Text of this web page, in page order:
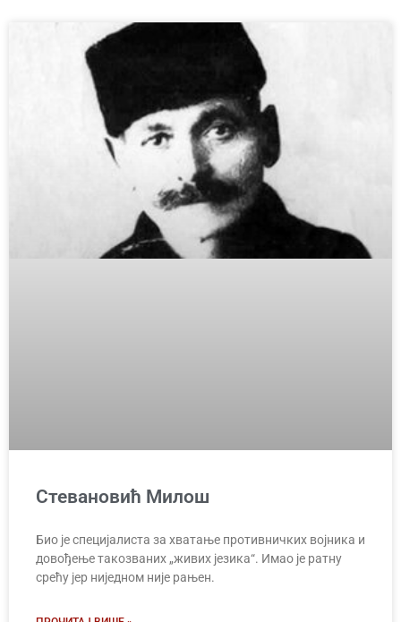
Стевановић Милош
Био је специјалиста за хватање противничких војника и
довођење такозваних „живих језика“. Имао је ратну
срећу јер ниједном није рањен.